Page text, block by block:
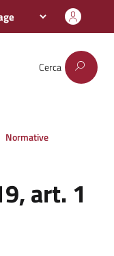
Cerca
Normative
art. 1